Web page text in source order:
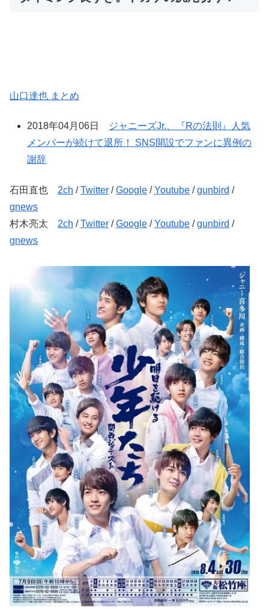
山口達也 まとめ
2018年04月06日
ジャニーズJr.、『Rの法則』人気
メンバーが続けて退所！ SNS開設でファンに異例の
謝辞
石田直也 2ch /Twitter /Google /Youtube /gunbird /
gnews
村木亮太 2ch /Twitter /Google /Youtube /gunbird /
gnews